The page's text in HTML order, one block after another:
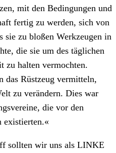
mit den Bedingungen und
fertig zu werden, sich von
sie zu bloßen Werkzeugen in
die sie um des täglichen
zu halten vermochten.
das Rüstzeug vermitteln,
zu verändern. Dies war
die vor den
existierten.«
sollten wir uns als LINKE